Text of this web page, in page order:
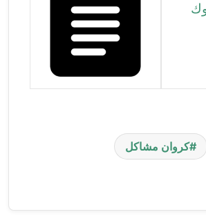
كروان مشاكل